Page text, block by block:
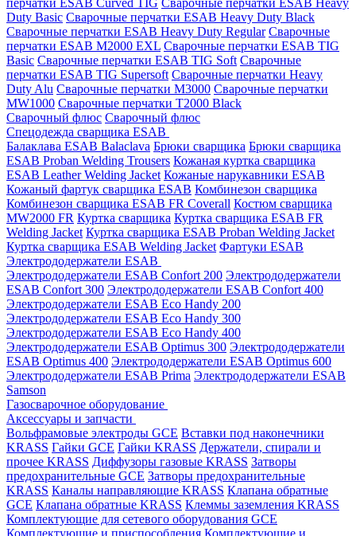
перчатки ESAB Curved TIG Сварочные перчатки ESAB Heavy
Duty Basic Сварочные перчатки ESAB Heavy Duty Black
Сварочные перчатки ESAB Heavy Duty Regular Сварочные
перчатки ESAB M2000 EXL Сварочные перчатки ESAB TIG
Basic Сварочные перчатки ESAB TIG Soft Сварочные
перчатки ESAB TIG Supersoft Сварочные перчатки Heavy
Duty Alu Сварочные перчатки M3000 Сварочные перчатки
MW1000 Сварочные перчатки T2000 Black
Сварочный флюс Сварочный флюс
Спецодежда сварщика ESAB
Балаклава ESAB Balaclava Брюки сварщика Брюки сварщика
ESAB Proban Welding Trousers Кожаная куртка сварщика
ESAB Leather Welding Jacket Кожаные нарукавники ESAB
Кожаный фартук сварщика ESAB Комбинезон сварщика
Комбинезон сварщика ESAB FR Coverall Костюм сварщика
MW2000 FR Куртка сварщика Куртка сварщика ESAB FR
Welding Jacket Куртка сварщика ESAB Proban Welding Jacket
Куртка сварщика ESAB Welding Jacket Фартуки ESAB
Электрододержатели ESAB
Электрододержатели ESAB Confort 200 Электрододержатели
ESAB Confort 300 Электрододержатели ESAB Confort 400
Электрододержатели ESAB Eco Handy 200
Электрододержатели ESAB Eco Handy 300
Электрододержатели ESAB Eco Handy 400
Электрододержатели ESAB Optimus 300 Электрододержатели
ESAB Optimus 400 Электрододержатели ESAB Optimus 600
Электрододержатели ESAB Prima Электрододержатели ESAB
Samson
Газосварочное оборудование
Аксессуары и запчасти
Вольфрамовые электроды GCE Вставки под наконечники
KRASS Гайки GCE Гайки KRASS Держатели, спирали и
прочее KRASS Диффузоры газовые KRASS Затворы
предохранительные GCE Затворы предохранительные
KRASS Каналы направляющие KRASS Клапана обратные
GCE Клапана обратные KRASS Клеммы заземления KRASS
Комплектующие для сетевого оборудования GCE
Комплектующие и приспособления Комплектующие и